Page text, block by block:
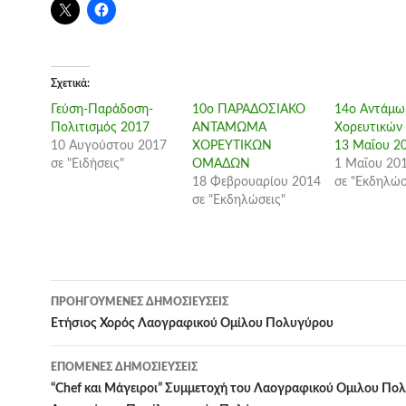
Σχετικά
Γεύση-Παράδοση-
Πολιτισμός 2017
10 Αυγούστου 2017
σε "Ειδήσεις"
10ο ΠΑΡΑΔΟΣΙΑΚΟ
ΑΝΤΑΜΩΜΑ
ΧΟΡΕΥΤΙΚΩΝ
ΟΜΑΔΩΝ
18 Φεβρουαρίου 2014
σε "Εκδηλώσεις"
14ο
13 Μαΐου
1 Μαΐου
σε
Πλοήγηση
άρθρων
ΠΡΟΗΓΟΎΜΕΝΕΣ ΔΗΜΟΣΙΕΎΣΕΙΣ
Ετήσιος Χορός Λαογραφικού Ομίλου Πολυγύρου
ΕΠΌΜΕΝΕΣ ΔΗΜΟΣΙΕΎΣΕΙΣ
“Chef και Μάγειροι” Συμμετοχή του Λαογραφικού Ομιλου